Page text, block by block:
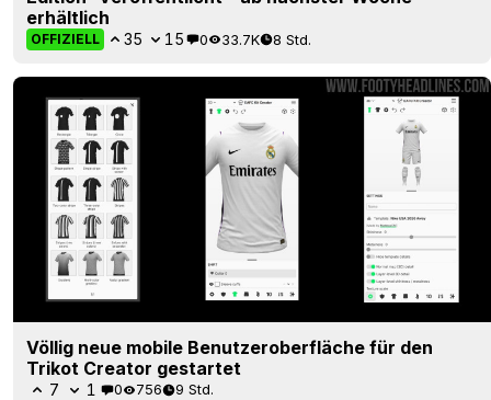
erhältlich
OFFIZIELL 35 15 0 33.7K 8 Std.
Völlig neue mobile Benutzeroberfläche für den
Trikot Creator gestartet
7 1 0 756 9 Std.